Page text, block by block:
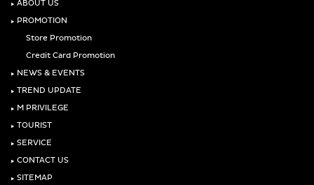
‣ ABOUT US
‣ PROMOTION
Store Promotion
Credit Card Promotion
‣ NEWS & EVENTS
‣ TREND UPDATE
‣ M PRIVILEGE
‣ TOURIST
‣ SERVICE
‣ CONTACT US
‣ SITEMAP